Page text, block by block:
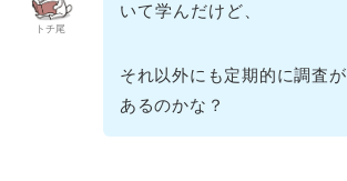
トチ尾
いて学んだけど、
それ以外にも定期的に調査
あるのかな？